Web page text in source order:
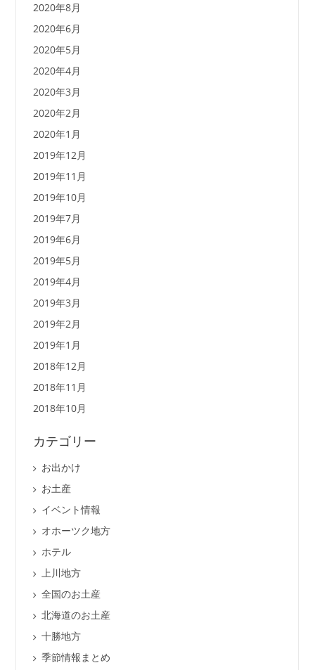
2020年8月
2020年6月
2020年5月
2020年4月
2020年3月
2020年2月
2020年1月
2019年12月
2019年11月
2019年10月
2019年7月
2019年6月
2019年5月
2019年4月
2019年3月
2019年2月
2019年1月
2018年12月
2018年11月
2018年10月
カテゴリー
お出かけ
お土産
イベント情報
オホーツク地方
ホテル
上川地方
全国のお土産
北海道のお土産
十勝地方
季節情報まとめ